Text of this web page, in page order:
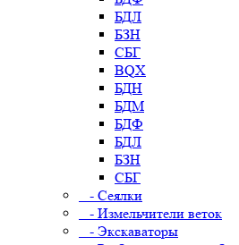
БДЛ
БЗН
СБГ
BQX
БДН
БДМ
БДФ
БДЛ
БЗН
СБГ
- Сеялки
- Измельчители веток
- Экскаваторы